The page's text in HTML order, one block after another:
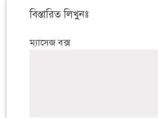
বিস্তারিত লিখুনঃ
ম্যাসেজ বক্স